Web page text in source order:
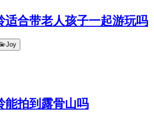
适合带老人孩子一起游玩吗
能拍到露骨山吗